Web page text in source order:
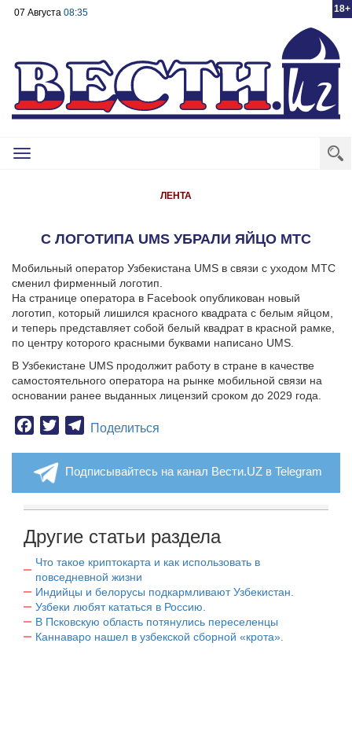
18+
07 Августа 08:35
Toggle
ЛЕНТА
С ЛОГОТИПА UMS УБРАЛИ ЯЙЦО МТС
Мобильный оператор Узбекистана UMS в связи с уходом МТС
сменил фирменный логотип.
На странице оператора в Facebook опубликован новый
логотип, который лишился красного квадрата с белым яйцом,
и теперь представляет собой белый квадрат в красной рамке,
по центру которого красными буквами написано UMS.
В Узбекистане UMS продолжит работу в стране в качестве
самостоятельного оператора на рынке мобильной связи на
основании ранее выданных лицензий сроком до 2029 года.
Facebook
TwitterTelegram
Поделиться
Подписывайтесь на канал Вести.UZ в Telegram
Другие статьи раздела
Что такое криптокарта и как использовать в
повседневной жизни
Индийцы и белорусы подкармливают Узбекистан.
Узбеки любят кататься в Россию.
В Псковскую область потянулись переселенцы
Каннаваро нашел в узбекской сборной «крота».